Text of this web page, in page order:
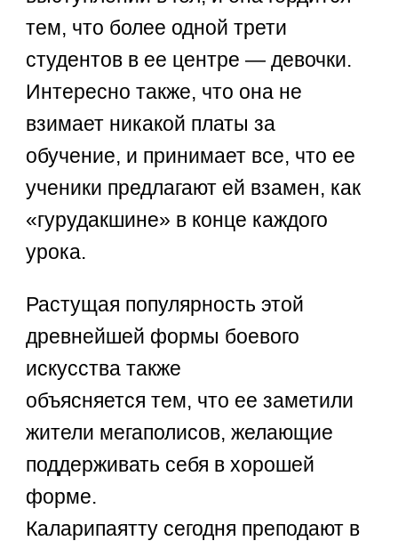
тем, что более одной трети
студентов в ее центре — девочки.
Интересно также, что она не
взимает никакой платы за
обучение, и принимает все, что ее
ученики предлагают ей взамен, как
«гурудакшине» в конце каждого
урока.
Растущая популярность этой
древнейшей формы боевого
искусства также
объясняется тем, что ее заметили
жители мегаполисов, желающие
поддерживать себя в хорошей
форме.
Каларипаятту сегодня преподают в